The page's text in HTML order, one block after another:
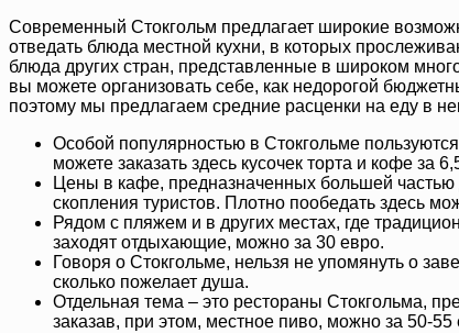
Современный Стокгольм предлагает широкие
отведать блюда местной кухни, в которых
блюда других стран, представленные в широком
вы можете организовать себе, как недорогой
поэтому мы предлагаем средние расценки на еду в
Особой популярностью в Стокгольме
можете заказать здесь кусочек торта и кофе за
Цены в кафе, предназначенных большей
скопления туристов. Плотно пообедать здесь
Рядом с пляжем и в других местах, где
заходят отдыхающие, можно за 30 евро.
Говоря о Стокгольме, нельзя не упомянуть о
сколько пожелает душа.
Отдельная тема – это рестораны Стокгольма,
заказав, при этом, местное пиво, можно за 50-55